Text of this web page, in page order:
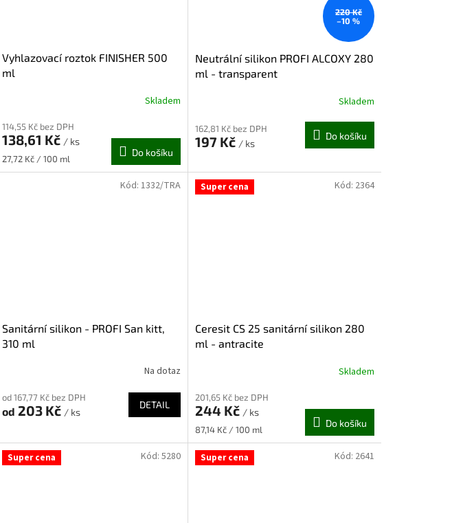
Vyhlazovací roztok FINISHER 500
ml
produktu
je
5,0
Skladem
114,55 Kč bez DPH
138,61 Kč / ks
Měrná
cena:
27,72 Kč / 100 ml
Do košíku
220 Kč
–10 %
Neutrální silikon PROFI ALCOXY 280
ml - transparent
Skladem
162,81 Kč bez DPH
197 Kč / ks
Do košíku
Sanitární silikon - PROFI San kitt,
310 ml
Na dotaz
od 167,77 Kč bez DPH
od 203 Kč / ks
DETAIL
Kód: 1332/TRA Super cena
Ceresit CS 25 sanitární silikon 280
ml - antracite
Skladem
201,65 Kč bez DPH
244 Kč / ks
Měrná
cena:
87,14 Kč / 100 ml
Do košíku
Kód: 2364
Super cena Kód: 5280 Super cena Kód: 2641